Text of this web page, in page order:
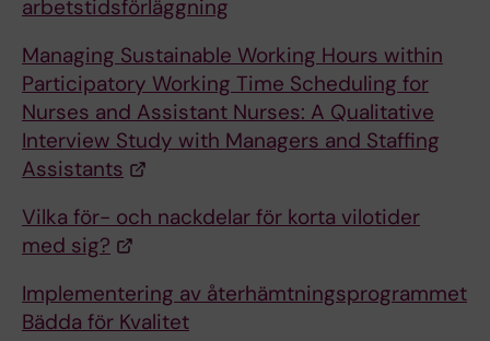
arbetstidsförläggning
Managing Sustainable Working Hours within
Participatory Working Time Scheduling for
Nurses and Assistant Nurses: A Qualitative
Interview Study with Managers and Staffing
Assistants
Vilka för- och nackdelar för korta vilotider
med sig?
Implementering av återhämtningsprogrammet
Bädda för Kvalitet